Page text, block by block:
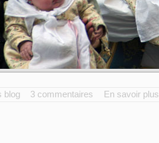
blog 3 commentaires En savoir plus